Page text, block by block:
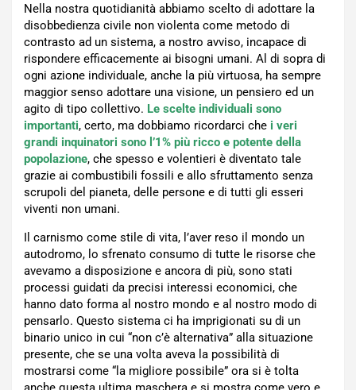
Nella nostra quotidianità abbiamo scelto di adottare la
disobbedienza civile non violenta come metodo di
contrasto ad un sistema, a nostro avviso, incapace di
rispondere efficacemente ai bisogni umani. Al di sopra di
ogni azione individuale, anche la più virtuosa, ha sempre
maggior senso adottare una visione, un pensiero ed un
agito di tipo collettivo. Le scelte individuali sono
importanti, certo, ma dobbiamo ricordarci che i veri
grandi inquinatori sono l’1% più ricco e potente della
popolazione, che spesso e volentieri è diventato tale
grazie ai combustibili fossili e allo sfruttamento senza
scrupoli del pianeta, delle persone e di tutti gli esseri
viventi non umani.
Il carnismo come stile di vita, l’aver reso il mondo un
autodromo, lo sfrenato consumo di tutte le risorse che
avevamo a disposizione e ancora di più, sono stati
processi guidati da precisi interessi economici, che
hanno dato forma al nostro mondo e al nostro modo di
pensarlo. Questo sistema ci ha imprigionati su di un
binario unico in cui “non c’è alternativa” alla situazione
presente, che se una volta aveva la possibilità di
mostrarsi come “la migliore possibile” ora si è tolta